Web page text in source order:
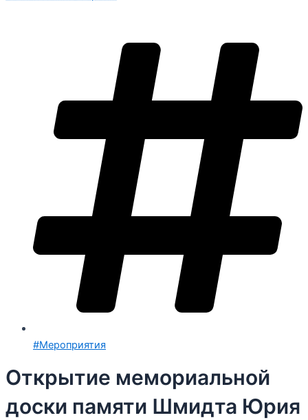
#Мероприятия
Открытие мемориальной
доски памяти Шмидта Юрия